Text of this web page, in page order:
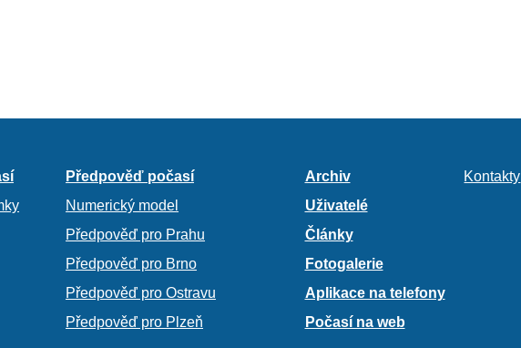
Předpověď počasí
Numerický model
Předpověď pro Prahu
Předpověď pro Brno
Předpověď pro Ostravu
Předpověď pro Plzeň
Archiv
Uživatelé
Články
Fotogalerie
Aplikace na telefony
Počasí na web
Kontakty